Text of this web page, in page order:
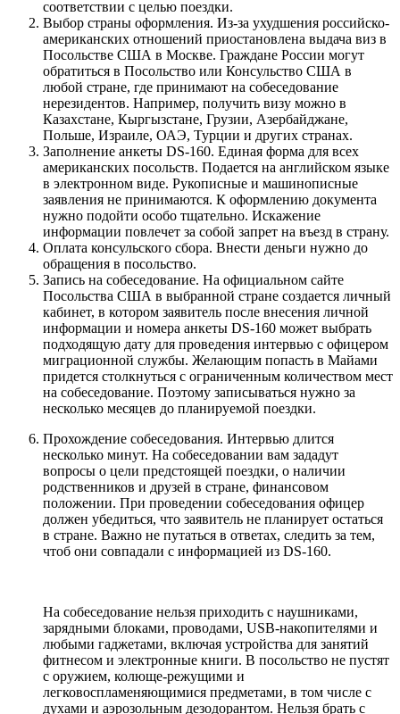
соответствии с целью поездки.
Выбор страны оформления. Из-за ухудшения российско-
американских отношений приостановлена выдача виз в
Посольстве США в Москве. Граждане России могут
обратиться в Посольство или Консульство США в
любой стране, где принимают на собеседование
нерезидентов. Например, получить визу можно в
Казахстане, Кыргызстане, Грузии, Азербайджане,
Польше, Израиле, ОАЭ, Турции и других странах.
Заполнение анкеты DS-160. Единая форма для всех
американских посольств. Подается на английском языке
в электронном виде. Рукописные и машинописные
заявления не принимаются. К оформлению документа
нужно подойти особо тщательно. Искажение
информации повлечет за собой запрет на въезд в страну.
Оплата консульского сбора. Внести деньги нужно до
обращения в посольство.
Запись на собеседование. На официальном сайте
Посольства США в выбранной стране создается личный
кабинет, в котором заявитель после внесения личной
информации и номера анкеты DS-160 может выбрать
подходящую дату для проведения интервью с офицером
миграционной службы. Желающим попасть в Майами
придется столкнуться с ограниченным количеством мест
на собеседование. Поэтому записываться нужно за
несколько месяцев до планируемой поездки.
Прохождение собеседования. Интервью длится
несколько минут. На собеседовании вам зададут
вопросы о цели предстоящей поездки, о наличии
родственников и друзей в стране, финансовом
положении. При проведении собеседования офицер
должен убедиться, что заявитель не планирует остаться
в стране. Важно не путаться в ответах, следить за тем,
чтоб они совпадали с информацией из DS-160.
На собеседование нельзя приходить с наушниками,
зарядными блоками, проводами, USB-накопителями и
любыми гаджетами, включая устройства для занятий
фитнесом и электронные книги. В посольство не пустят
с оружием, колюще-режущими и
легковоспламеняющимися предметами, в том числе с
духами и аэрозольным дезодорантом. Нельзя брать с